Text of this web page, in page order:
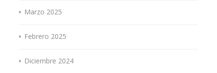
Marzo 2025
Febrero 2025
Diciembre 2024